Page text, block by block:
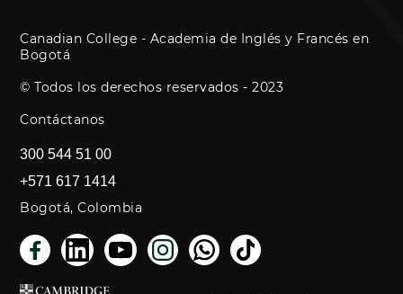
Canadian College - Academia de Inglés y Francés en
Bogotá
© Todos los derechos reservados - 2023
Contáctanos
300 544 51 00
+571 617 1414
Bogotá, Colombia